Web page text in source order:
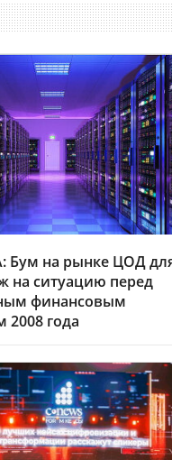
Бум на рынке ЦОД
на ситуацию перед
финансовым
2008 года